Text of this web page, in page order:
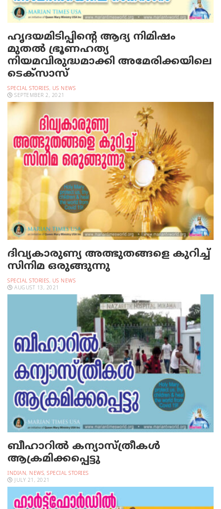
ഹൃദയമിടിപ്പിന്റെ ആദ്യ നിമിഷം
മുതല്‍ ഭ്രൂണഹത്യ
നിയമവിരുദ്ധമാക്കി അമേരിക്കയിലെ
ടെക്‌സാസ്
SPECIAL STORIES, US NEWS
SEPTEMBER 2, 2021
ദിവ്യകാരുണ്യ അത്ഭുതങ്ങളെ കുറിച്ച്
സിനിമ ഒരുങ്ങുന്നു
SPECIAL STORIES, US NEWS
AUGUST 13, 2021
ബീഹാറില്‍ കന്യാസ്ത്രീകള്‍
ആക്രമിക്കപ്പെട്ടു
INDIAN, NEWS, SPECIAL STORIES
JULY 21, 2021